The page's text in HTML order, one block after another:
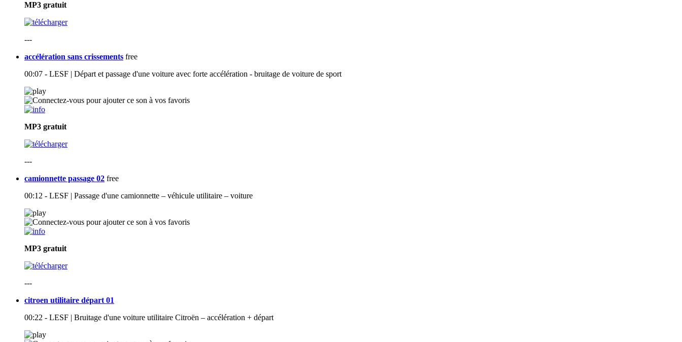
MP3 gratuit
---
accélération sans crissements free
00:07 - LESF | Départ et passage d'une voiture avec forte accélération - bruitage de voiture de sport
MP3 gratuit
---
camionnette passage 02 free
00:12 - LESF | Passage d'une camionnette – véhicule utilitaire – voiture
MP3 gratuit
---
citroen utilitaire départ 01
00:22 - LESF | Bruitage d'une voiture utilitaire Citroën – accélération + départ